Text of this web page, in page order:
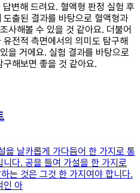
변해 드려요. 혈액형 판정 실험 후
출된 결과를 바탕으로 혈액형과
사해볼 수 있을 것 같아요. 더불어
전적 측면에서의 의미도 탐구해
을 거에요. 실험 결과를 바탕으로
해보면 좋을 것 같아요.
을 날카롭게 가다듬어 한 가지로 통
다. 공을 들여 가설을 한 가지로
는 것은 그것 한 가지여야 합니다.
인 아